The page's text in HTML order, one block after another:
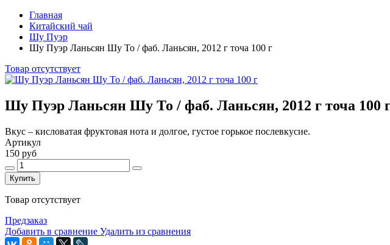
Главная
Китайский чай
Шу Пуэр
Шу Пуэр Ланьсян Шу То / фаб. Ланьсян, 2012 г точа 100 г
Товар отсутствует
Шу Пуэр Ланьсян Шу То / фаб. Ланьсян, 2012 г точа 100
Вкус – кисловатая фруктовая нота и долгое, густое горькое послевкусие.
Артикул
150 руб
Купить
Товар отсутствует
Предзаказ
Добавить в сравнение Удалить из сравнения